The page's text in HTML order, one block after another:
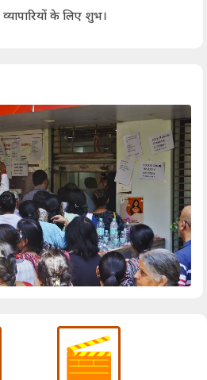
के लिए शुभ।